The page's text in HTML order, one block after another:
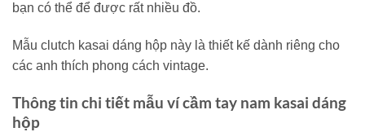
bạn có thể để được rất nhiều đồ.
Mẫu clutch kasai dáng hộp này là thiết kế dành riêng cho
các anh thích phong cách vintage.
Thông tin chi tiết mẫu ví cầm tay nam kasai dáng
hộp